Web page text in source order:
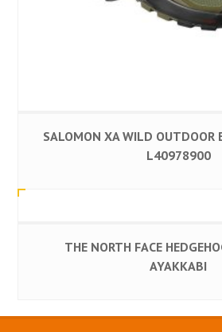
SALOMON XA WILD OUTDOOR
L40978900
THE NORTH FACE
AYAKKABI